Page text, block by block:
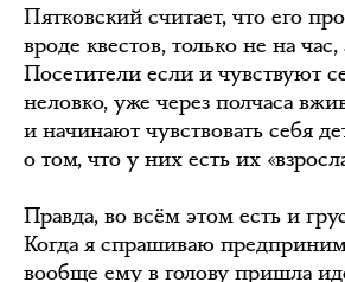
Пятковский считает, что его
вроде квестов, только не на
Посетители если и чувствуют
неловко, уже через полчаса
и начинают чувствовать себя
о том, что у них есть их
Правда, во всём этом есть и
Когда я спрашиваю
вообще ему в голову пришла